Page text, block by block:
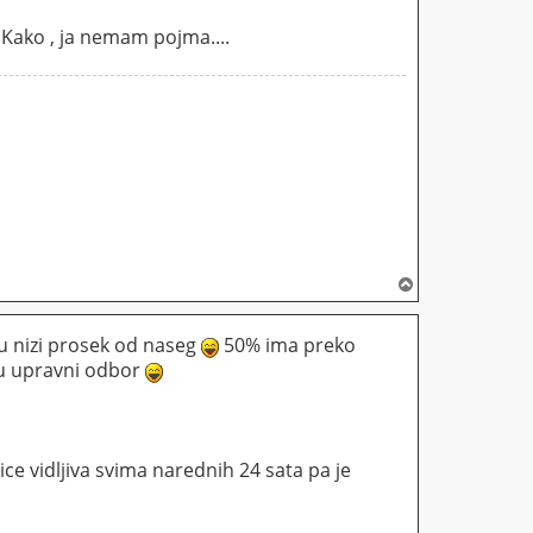
, ja nemam pojma....
r
prosek od naseg
50% ima preko
upravni odbor
vidljiva svima narednih 24 sata pa je